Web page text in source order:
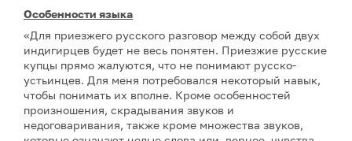
Особенности языка
«Для приезжего русского разговор между собой двух
индигирцев будет не весь понятен. Приезжие русские
купцы прямо жалуются, что не понимают русско-
устьинцев. Для меня потребовался некоторый навык,
чтобы понимать их вполне. Кроме особенностей
произношения, скрадывания звуков и
недоговаривания, также кроме множества звуков,